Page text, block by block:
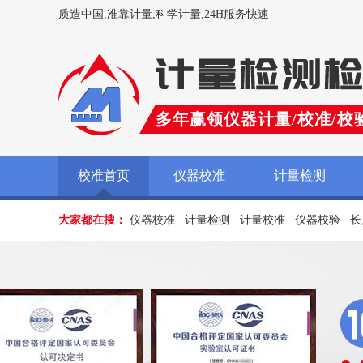
质造中国,准靠计量,科学计量,24H服务快速
多年赢领仪器计量/校准/校
校准首页 仪器校准 计量检测
大家都在搜： 仪器校准 计量检测 计量校准 仪器校验